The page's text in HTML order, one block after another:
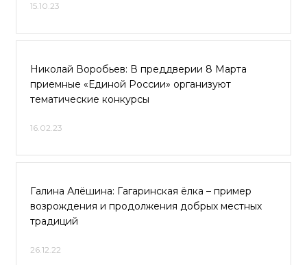
15.10.23
Николай Воробьев: В преддверии 8 Марта
приемные «Единой России» организуют
тематические конкурсы
16.02.23
Галина Алёшина: Гагаринская ёлка – пример
возрождения и продолжения добрых местных
традиций
26.12.22